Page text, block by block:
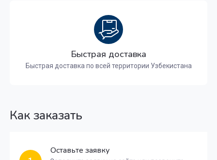
Быстрая доставка
Быстрая доставка по всей территории Узбекистана
Как заказать
Оставьте заявку